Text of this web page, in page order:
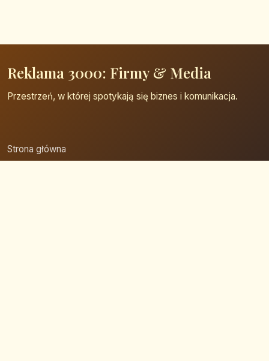
Reklama 3000: Firmy & Media
Przestrzeń, w której spotykają się biznes i komunikacja.
Strona główna